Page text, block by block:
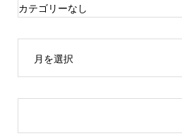
カテゴリーなし
月を選択